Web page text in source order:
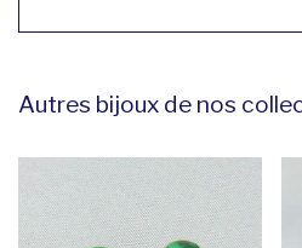
Autres bijoux de nos